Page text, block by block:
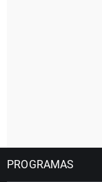
PROGRAMAS